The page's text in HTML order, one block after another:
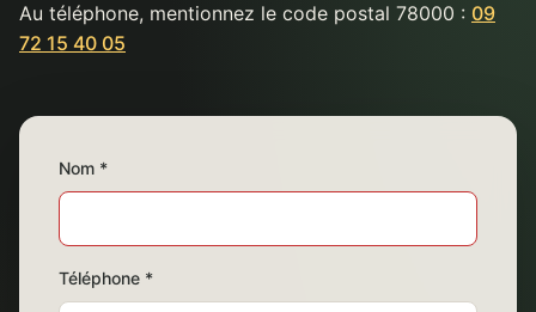
Au téléphone, mentionnez le code postal 78000 : 09
72 15 40 05
Nom *
Téléphone *